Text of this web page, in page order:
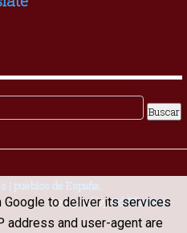
| pueblos de España
Designed byOddThemes
to deliver its services
address and user-agent are